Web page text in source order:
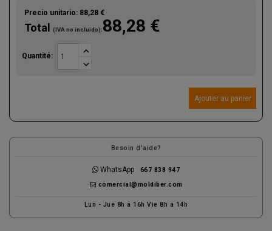
Precio unitario: 88,28 €
Total (IVA no incluido):88,28 €
Quantité:


Ajouter au panier
Besoin d'aide?
WhatsApp 667 838 947
comercial@moldiber.com
Lun - Jue 8h a 16h Vie 8h a 14h